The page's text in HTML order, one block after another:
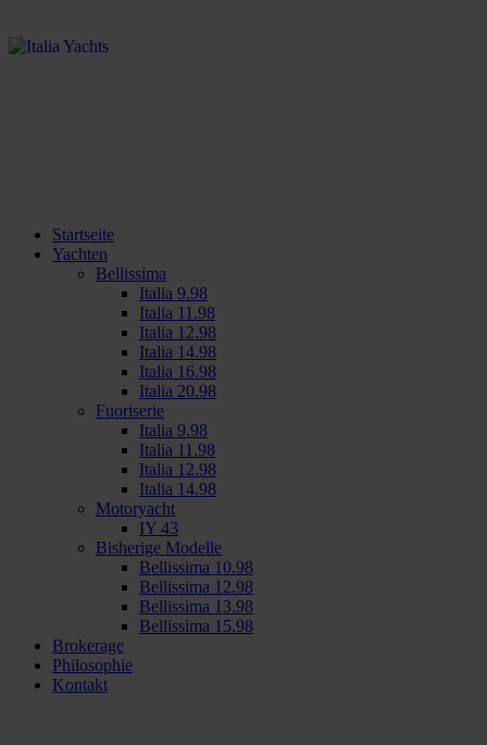
Startseite
Yachten
Bellissima
Italia 9.98
Italia 11.98
Italia 12.98
Italia 14.98
Italia 16.98
Italia 20.98
Fuoriserie
Italia 9.98
Italia 11.98
Italia 12.98
Italia 14.98
Motoryacht
IY 43
Bisherige Modelle
Bellissima 10.98
Bellissima 12.98
Bellissima 13.98
Bellissima 15.98
Brokerage
Philosophie
Kontakt